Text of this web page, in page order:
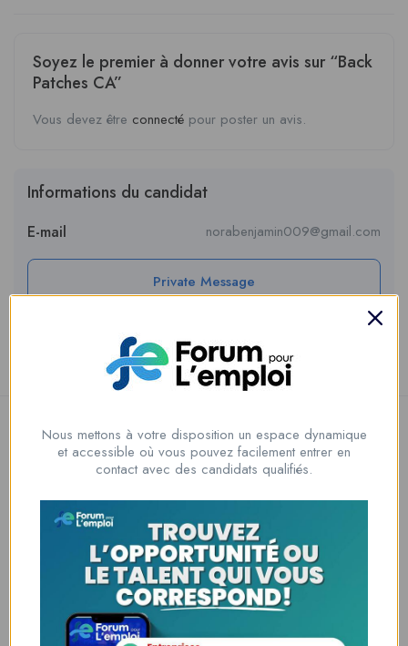
Soyez le premier à donner votre avis sur “Back
Patches CA”
Vous devez être connecté pour poster un avis.
Informations du candidat
E-mail norabenjamin009@gmail.com
Private Message
Nous contacter
00228 91917788
la solution idéale pour tous ceux qui cherchent à se connecter au
monde du travail. Que vous soyez à la recherche d’une nouvelle
Nous mettons à votre disposition un espace dynamique
et accessible où vous pouvez facilement entrer en
contact avec des candidats qualifiés.